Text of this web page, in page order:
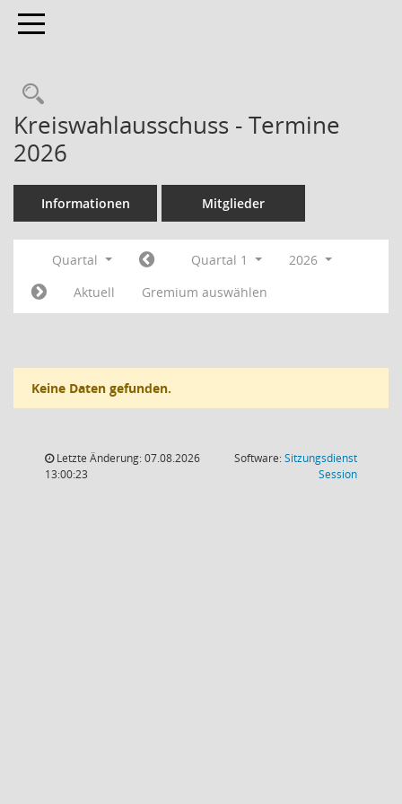
Toggle navigation
Rechercheauswahl
Kreiswahlausschuss - Termine
2026
Informationen Mitglieder
Quartal Quartal 1
2026
Aktuell
Gremium auswählen
Keine Daten gefunden.
Letzte Änderung: 07.08.2026
13:00:23
Software:Sitzungsdienst
Session(Wird in